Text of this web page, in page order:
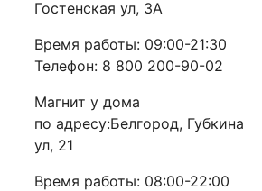
Гостенская ул, 3А
Время работы: 09:00-21:30
Телефон: 8 800 200-90-02
Магнит у дома
по адресу:Белгород, Губкина
ул, 21
Время работы: 08:00-22:00